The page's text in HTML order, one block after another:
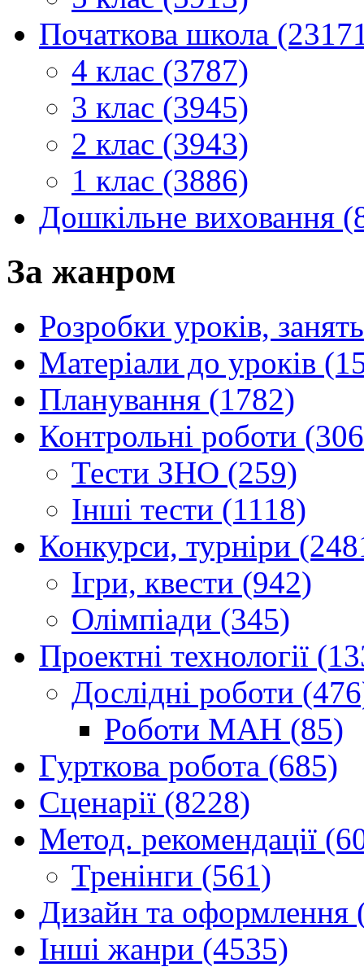
Початкова школа
4 клас (3787)
3 клас (3945)
2 клас (3943)
1 клас (3886)
Дошкільне виховання
За жанром
Розробки уроків,
Матеріали до уроків
Планування (1782)
Контрольні роботи
Тести ЗНО (259)
Інші тести (1118)
Конкурси, турніри
Ігри, квести (942)
Олімпіади (345)
Проектні технології
Дослідні роботи
Роботи МАН (85)
Гурткова робота (685)
Сценарії (8228)
Метод. рекомендації
Тренінги (561)
Дизайн та оформлення
Інші жанри (4535)